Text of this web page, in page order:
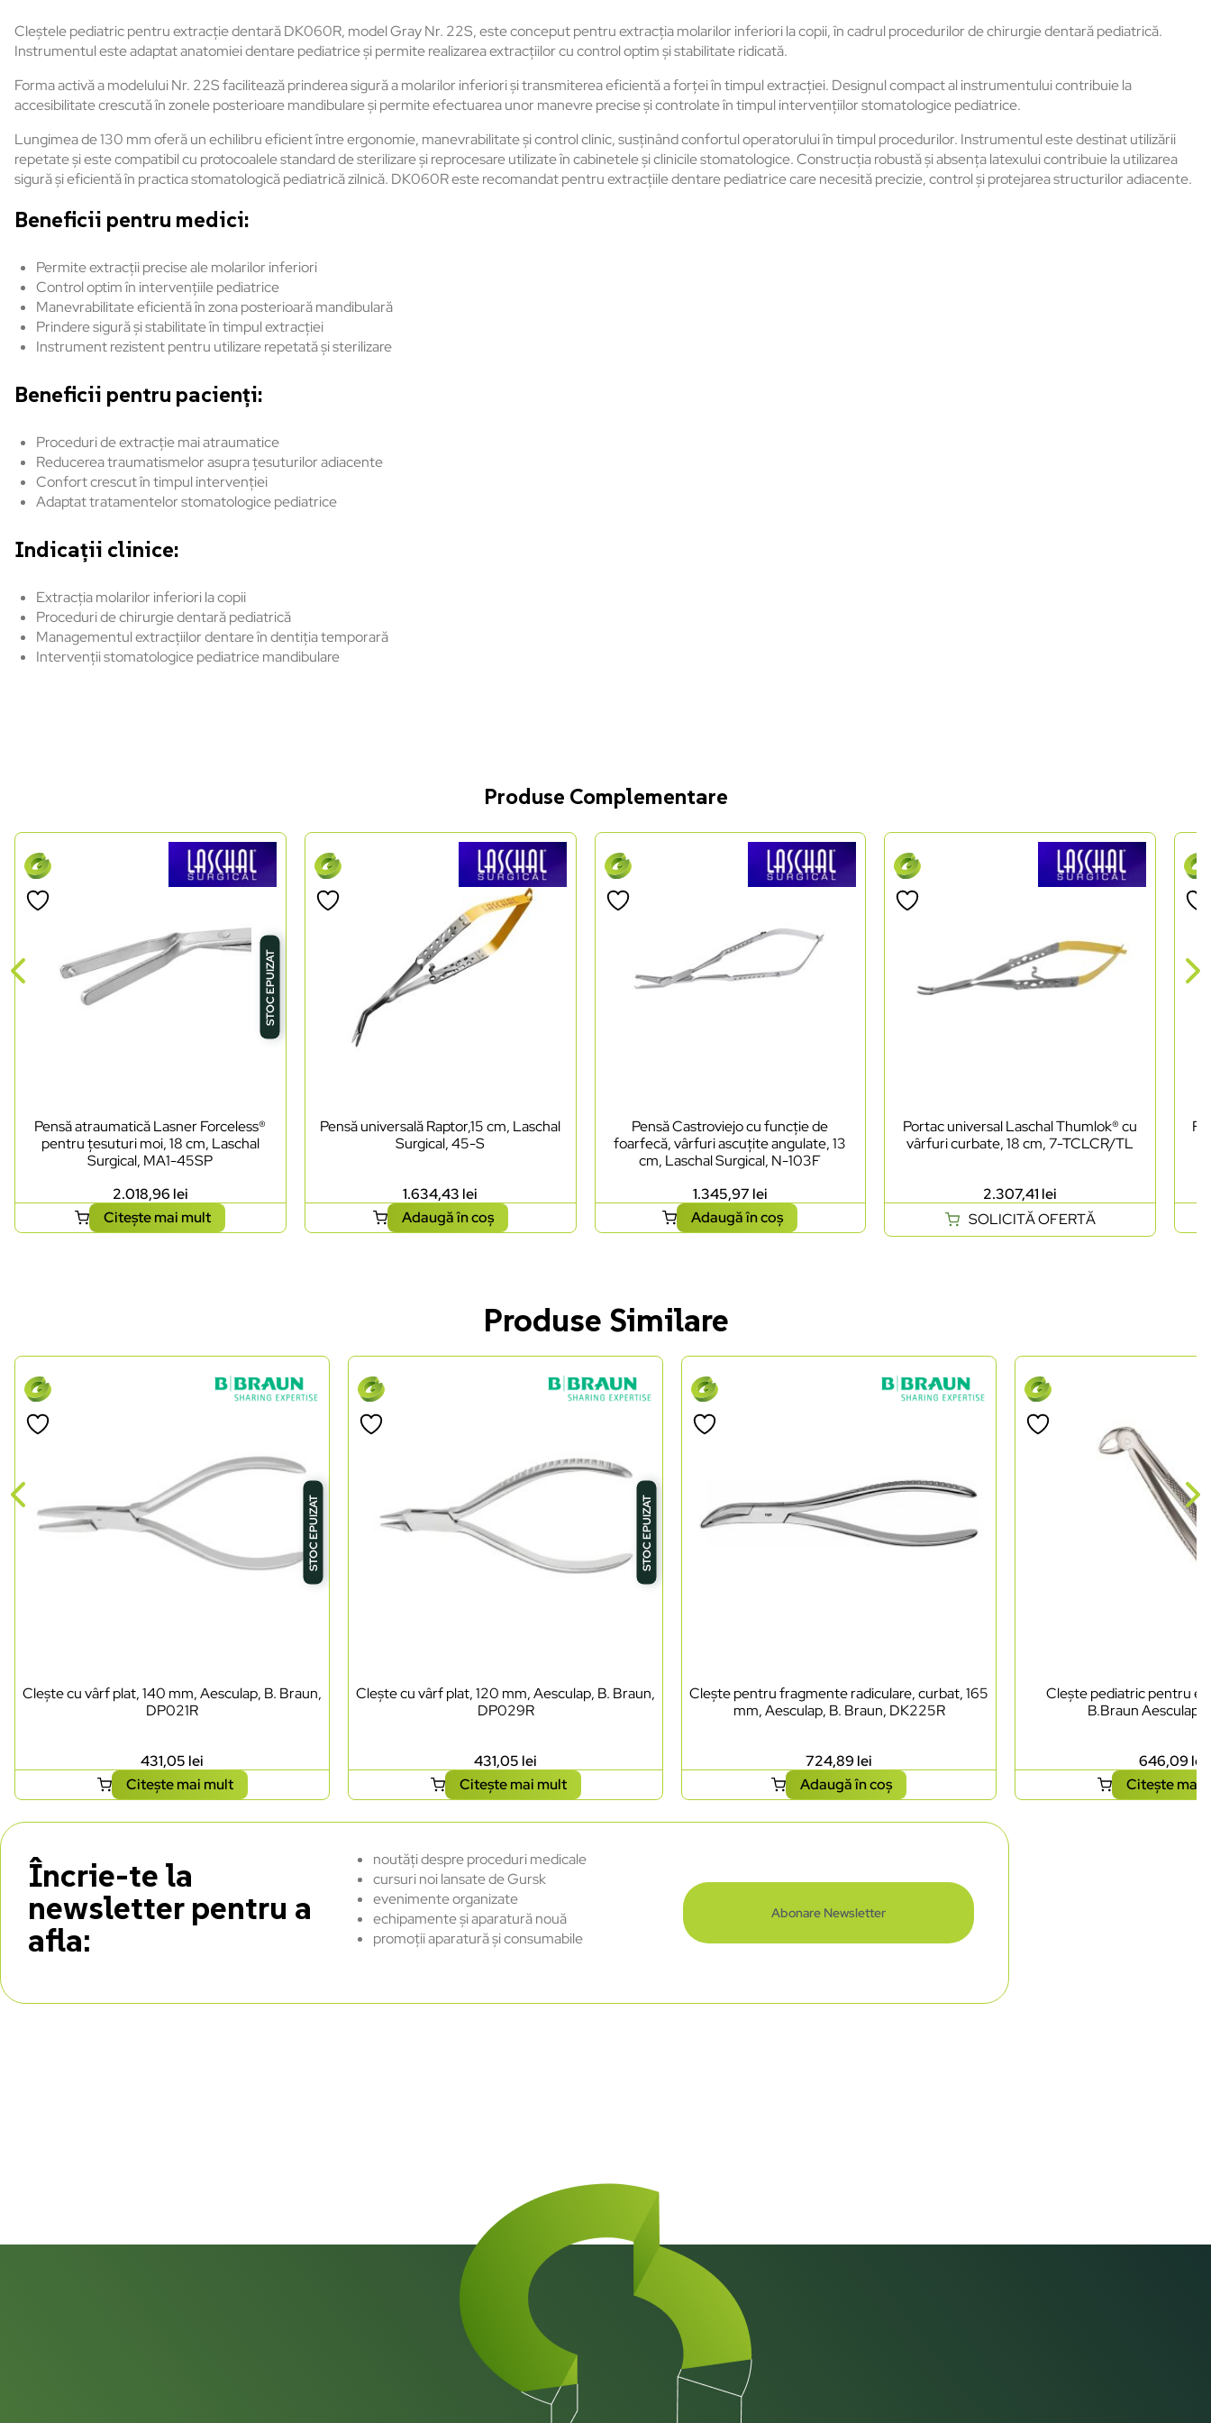
Cleștele pediatric pentru extracție dentară DK060R, model Gray Nr. 22S, este conceput pentru extracția molarilor inferiori la copii, în cadrul procedurilor de chirurgie dentară pediatrică.
Instrumentul este adaptat anatomiei dentare pediatrice și permite realizarea extracțiilor cu control optim și stabilitate ridicată.
Forma activă a modelului Nr. 22S facilitează prinderea sigură a molarilor inferiori și transmiterea eficientă a forței în timpul extracției. Designul compact al instrumentului contribuie la
accesibilitate crescută în zonele posterioare mandibulare și permite efectuarea unor manevre precise și controlate în timpul intervențiilor stomatologice pediatrice.
Lungimea de 130 mm oferă un echilibru eficient între ergonomie, manevrabilitate și control clinic, susținând confortul operatorului în timpul procedurilor. Instrumentul este destinat utilizării
repetate și este compatibil cu protocoalele standard de sterilizare și reprocesare utilizate în cabinetele și clinicile stomatologice. Construcția robustă și absența latexului contribuie la utilizarea
sigură și eficientă în practica stomatologică pediatrică zilnică. DK060R este recomandat pentru extracțiile dentare pediatrice care necesită precizie, control și protejarea structurilor adiacente.
Beneficii pentru medici:
Permite extracții precise ale molarilor inferiori
Control optim în intervențiile pediatrice
Manevrabilitate eficientă în zona posterioară mandibulară
Prindere sigură și stabilitate în timpul extracției
Instrument rezistent pentru utilizare repetată și sterilizare
Beneficii pentru pacienți:
Proceduri de extracție mai atraumatice
Reducerea traumatismelor asupra țesuturilor adiacente
Confort crescut în timpul intervenției
Adaptat tratamentelor stomatologice pediatrice
Indicații clinice:
Extracția molarilor inferiori la copii
Proceduri de chirurgie dentară pediatrică
Managementul extracțiilor dentare în dentiția temporară
Intervenții stomatologice pediatrice mandibulare
Produse Complementare
STOC EPUIZAT
Pensă atraumatică Lasner Forceless®
pentru țesuturi moi, 18 cm, Laschal
Surgical, MA1-45SP
2.018,96 lei
Citește mai mult
Pensă universală Raptor,15 cm, Laschal
Surgical, 45-S
1.634,43 lei
Adaugă în coș
Pensă Castroviejo cu funcție de
foarfecă, vârfuri ascuțite angulate, 13
cm, Laschal Surgical, N-103F
1.345,97 lei
Adaugă în coș
Portac universal Laschal Thumlok® cu
vârfuri curbate, 18 cm, 7-TCLCR/TL
2.307,41 lei
SOLICITĂ OFERTĂ
Produse Similare
STOC EPUIZAT
Clește cu vârf plat, 140 mm, Aesculap, B. Braun,
DP021R
431,05 lei
Citește mai mult
STOC EPUIZAT
Clește cu vârf plat, 120 mm, Aesculap, B. Braun,
DP029R
431,05 lei
Citește mai mult
Clește pentru fragmente radiculare, curbat, 165
mm, Aesculap, B. Braun, DK225R
724,89lei
Adaugă în coș
Clește pediatric pentru
B.Braun Aesculap,
646,09lei
Citește mai
Încrie-te la
newsletter pentru a
afla:
noutăți despre proceduri medicale
cursuri noi lansate de Gursk
evenimente organizate
echipamente și aparatură nouă
promoții aparatură și consumabile
Abonare Newsletter